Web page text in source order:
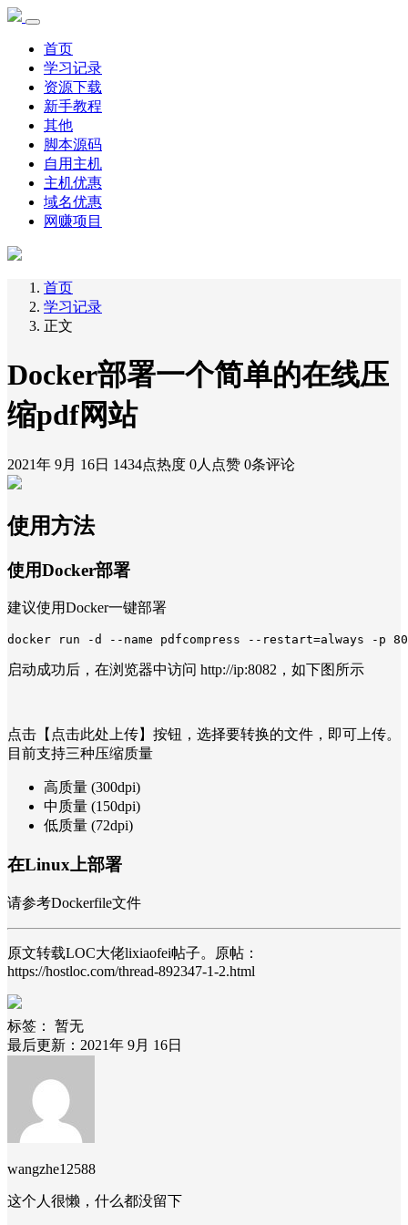
首页
学习记录
资源下载
新手教程
其他
脚本源码
自用主机
主机优惠
域名优惠
网赚项目
首页
学习记录
正文
Docker部署一个简单的在线压
缩pdf网站
2021年 9月 16日 1434点热度 0人点赞 0条评论
使用方法
使用Docker部署
建议使用Docker一键部署
docker run -d --name pdfcompress --restart=always -p
启动成功后，在浏览器中访问 http://ip:8082，如下图所示
点击【点击此处上传】按钮，选择要转换的文件，即可上传。
目前支持三种压缩质量
高质量 (300dpi)
中质量 (150dpi)
低质量 (72dpi)
在Linux上部署
请参考Dockerfile文件
原文转载LOC大佬lixiaofei帖子。原帖：
https://hostloc.com/thread-892347-1-2.html
标签：
暂无
最后更新：2021年 9月 16日
wangzhe12588
这个人很懒，什么都没留下